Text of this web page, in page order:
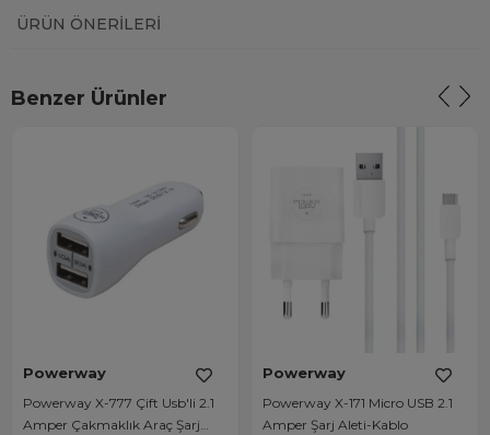
ÜRÜN ÖNERILERI
Benzer Ürünler
Powerway
Powerway X-777 Çift Usb'li 2.1
Amper Çakmaklık Araç Şarj
Powerway
Powerway X-171 Micro USB 2.1
Amper Şarj Aleti-Kablo